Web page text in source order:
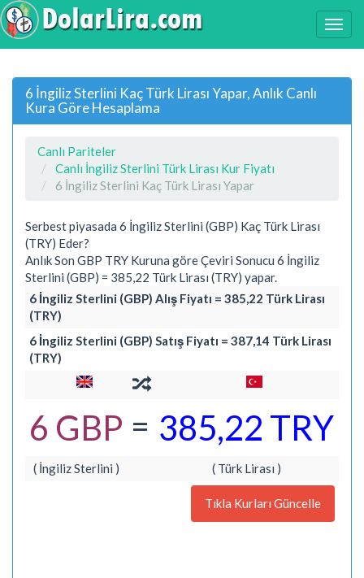
6 İngiliz Sterlini Kaç Türk Lirası Yapar, Anlık Canlı
Kura Göre Hesaplama
Canlı Pariteler
Canlı İngiliz Sterlini Türk Lirası Kur Fiyatı
6 İngiliz Sterlini Kaç Türk Lirası Yapar
Serbest piyasada 6 İngiliz Sterlini (GBP) Kaç Türk Lirası
(TRY) Eder?
Anlık Son GBP TRY Kuruna göre Çeviri Sonucu 6 İngiliz
Sterlini (GBP) = 385,22 Türk Lirası (TRY) yapar.
6 İngiliz Sterlini (GBP) Alış Fiyatı = 385,22 Türk Lirası
(TRY)
6 İngiliz Sterlini (GBP) Satış Fiyatı = 387,14 Türk Lirası
(TRY)
6 GBP = 385,22 TRY
( İngiliz Sterlini ) ( Türk Lirası )
Tıkla Kurları Güncelle